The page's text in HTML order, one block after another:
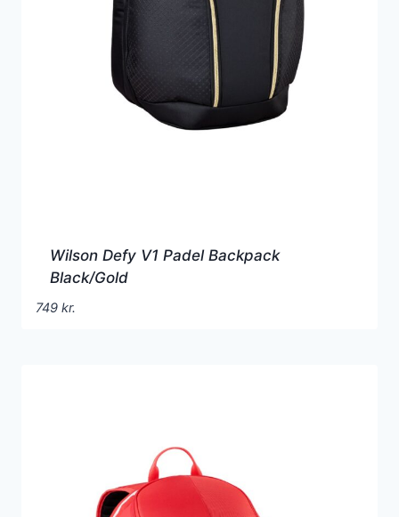
Wilson Defy V1 Padel Backpack
Black/Gold
749 kr.